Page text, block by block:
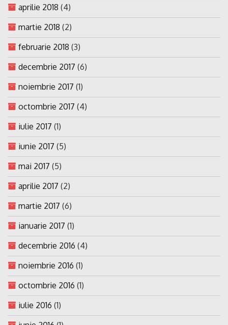
aprilie 2018 (4)
martie 2018 (2)
februarie 2018 (3)
decembrie 2017 (6)
noiembrie 2017 (1)
octombrie 2017 (4)
iulie 2017 (1)
iunie 2017 (5)
mai 2017 (5)
aprilie 2017 (2)
martie 2017 (6)
ianuarie 2017 (1)
decembrie 2016 (4)
noiembrie 2016 (1)
octombrie 2016 (1)
iulie 2016 (1)